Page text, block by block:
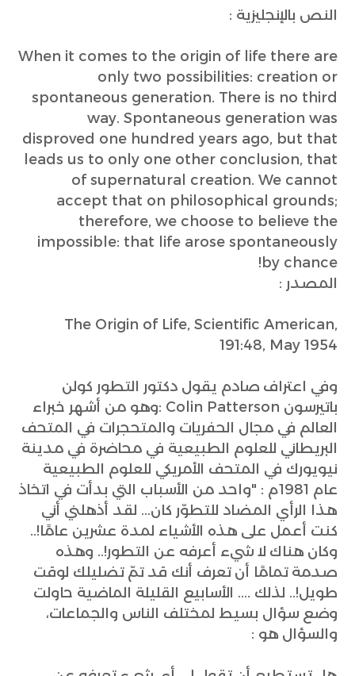
النص بالإنجليزية :
When it comes to the origin of life there are
only two possibilities: creation or
spontaneous generation. There is no third
way. Spontaneous generation was
disproved one hundred years ago, but that
leads us to only one other conclusion, that
of supernatural creation. We cannot
accept that on philosophical grounds;
therefore, we choose to believe the
impossible: that life arose spontaneously
by chance!
المصدر :
The Origin of Life, Scientific American,
191:48, May 1954
وفي اعتراف صادم يقول دكتور التطور كولن
باتيرسون Colin Patterson :وهو من أشهر خبراء
العالم في مجال الحفريات والمتحجرات في المتحف
البريطاني للعلوم الطبيعية في محاضرة في مدينة
نيويورك في المتحف الأمريكي للعلوم الطبيعية
عام 1981م : "واحد من الأسباب التي بدأت في اتخاذ
هذا الرأي المضاد للتطوّر كان... لقد أذهلني أني
كنت أعمل على هذه الأشياء لمدة عشرين عامًا!..
وكان هناك لا شيء أعرفه عن التطور!.. وهذه
صدمة تمامًا أن تعرف أنك قد تمّ تضليلك لوقت
طويل!.. لذلك .... الأسابيع القليلة الماضية حاولت
وضع سؤال بسيط لمختلف الناس والجماعات،
والسؤال هو :